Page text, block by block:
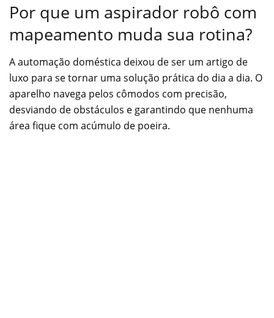
Por que um aspirador robô com
mapeamento muda sua rotina?
A automação doméstica deixou de ser um artigo de
luxo para se tornar uma solução prática do dia a dia. O
aparelho navega pelos cômodos com precisão,
desviando de obstáculos e garantindo que nenhuma
área fique com acúmulo de poeira.